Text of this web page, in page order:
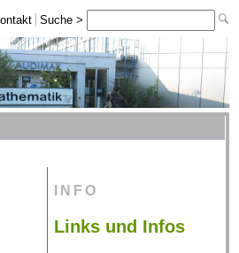
Suche >
INFO
Links und Infos